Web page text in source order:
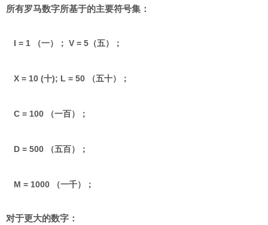
所有罗马数字所基于的主要符号集：
I = 1 （一）； V = 5（五）；
X = 10 (十); L = 50 （五十）；
C = 100 （一百）；
D = 500 （五百）；
M = 1000 （一千）；
对于更大的数字：